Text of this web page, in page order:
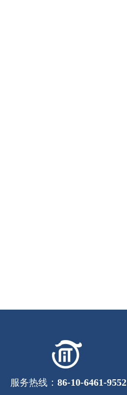
服务热线： 86-10-6461-9552